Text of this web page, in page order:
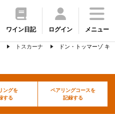
ワイン日記 ログイン メニュー
トスカーナ
ドン・トッマーゾ キ
ングを
する
ペアリングコースを
記録する